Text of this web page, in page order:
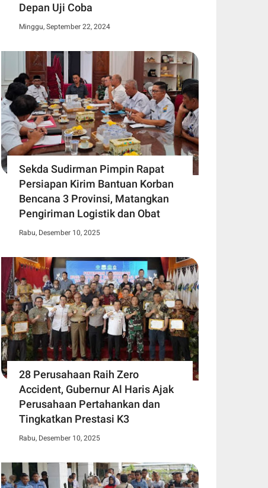
Depan Uji Coba
Minggu, September 22, 2024
Sekda Sudirman Pimpin Rapat
Persiapan Kirim Bantuan Korban
Bencana 3 Provinsi, Matangkan
Pengiriman Logistik dan Obat
Rabu, Desember 10, 2025
28 Perusahaan Raih Zero
Accident, Gubernur Al Haris Ajak
Perusahaan Pertahankan dan
Tingkatkan Prestasi K3
Rabu, Desember 10, 2025